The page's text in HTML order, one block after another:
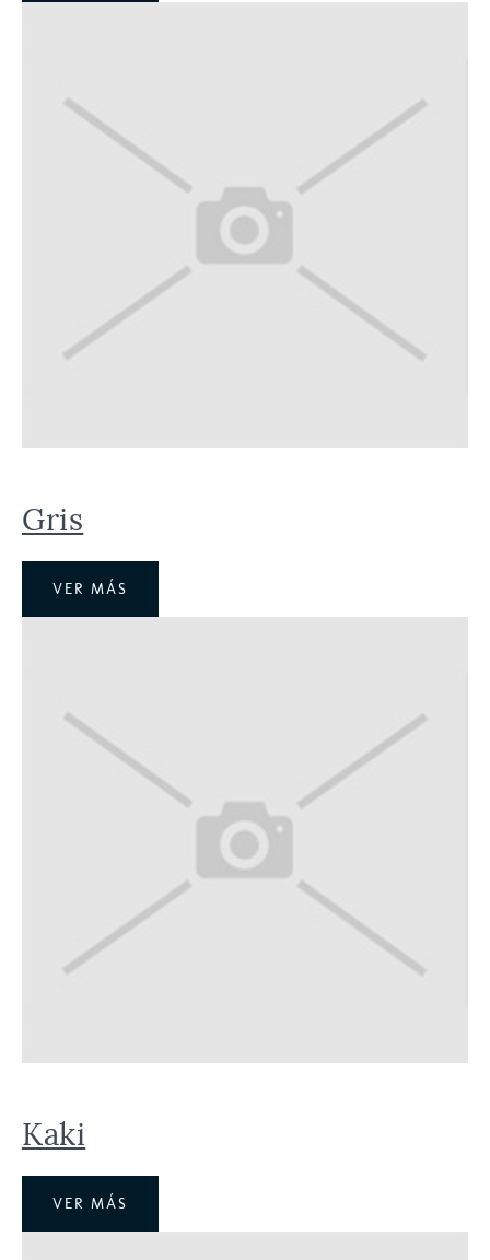
Gris
VER MÁS
Kaki
VER MÁS